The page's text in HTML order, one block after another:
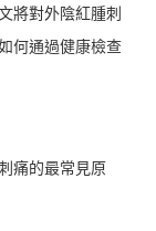
將對外陰紅腫刺
何通過健康檢查
痛的最常見原